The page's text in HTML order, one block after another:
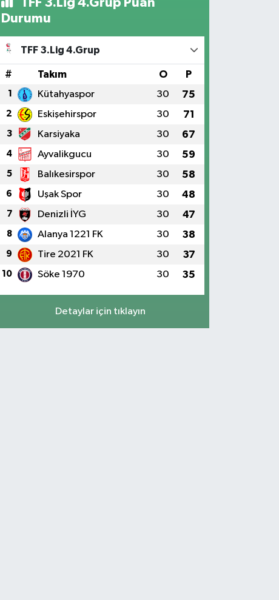
Durumu
TFF 3.Lig 4.Grup
# Takım O P
1 Kütahyaspor 30 75
2 Eskişehirspor 30 71
3 Karsiyaka 30 67
4 Ayvalikgucu 30 59
5 Balıkesirspor 30 58
6 Uşak Spor 30 48
7 Denizli İYG 30 47
8 Alanya 1221 FK 30 38
9 Tire 2021 FK 30 37
10 Söke 1970 30 35
Detaylar için tıklayın